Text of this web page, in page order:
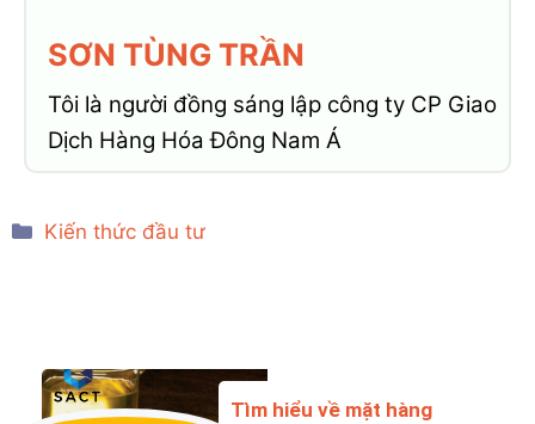
SƠN TÙNG TRẦN
Tôi là người đồng sáng lập công ty CP Giao
Dịch Hàng Hóa Đông Nam Á
Categories
Kiến thức đầu tư
Tìm hiểu về mặt hàng